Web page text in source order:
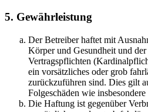
5. Gewährleistung
Der Betreiber haftet mit
Körper und Gesundheit und
Vertragspflichten
ein vorsätzliches oder grob
zurückzuführen sind. Dies gilt
Folgeschäden wie
Die Haftung ist gegenüber